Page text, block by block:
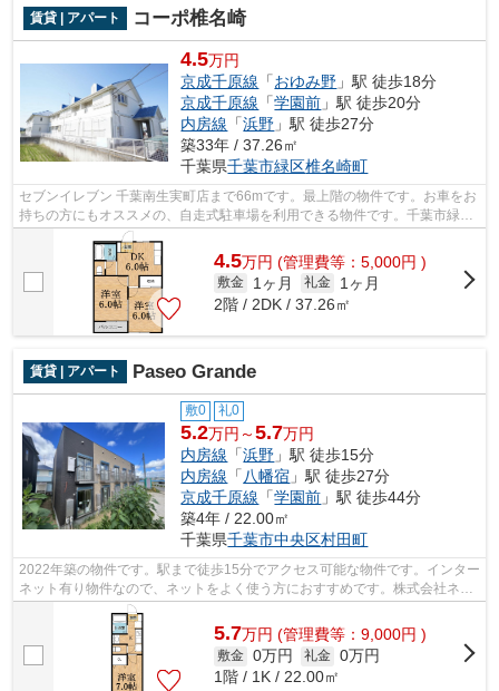
賃貸 | アパート コーポ椎名崎
4.5万円
京成千原線 「おゆみ野 」駅 徒歩18分
京成千原線 「学園前 」駅 徒歩20分
内房線 「浜野 」駅 徒歩27分
築33年 / 37.26㎡
千葉県千葉市緑区椎名崎町
セブンイレブン 千葉南生実町店まで66mです。最上階の物件です。お車をお
持ちの方にもオススメの、自走式駐車場を利用できる物件です。千葉市緑区
エリアの賃貸情報が株式会社ネイティ...
4.5万円 (管理費等：5,000円 )
敷金 1ヶ月 礼金
1ヶ月
2階 / 2DK / 37.26㎡
賃貸 | アパート Paseo Grande
敷0 礼0
5.2万円～5.7万円
内房線 「浜野 」駅 徒歩15分
内房線 「 八幡宿 」駅 徒歩27分
京成千原線 「学園前 」駅 徒歩44分
築4年 / 22.00㎡
千葉県千葉市中央区村田町
2022年築の物件です。駅まで徒歩15分でアクセス可能な物件です。インター
ネット有り物件なので、ネットをよく使う方におすすめです。株式会社ネイ
ティブ・トラストなら、千葉市中央区...
5.7万円 (管理費等：9,000円 )
敷金 0万円 礼金 0万円
1階 / 1K / 22.00㎡